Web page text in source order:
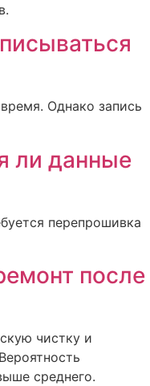
Однако запись
ли данные
перепрошивка
после
чистку и
среднего.